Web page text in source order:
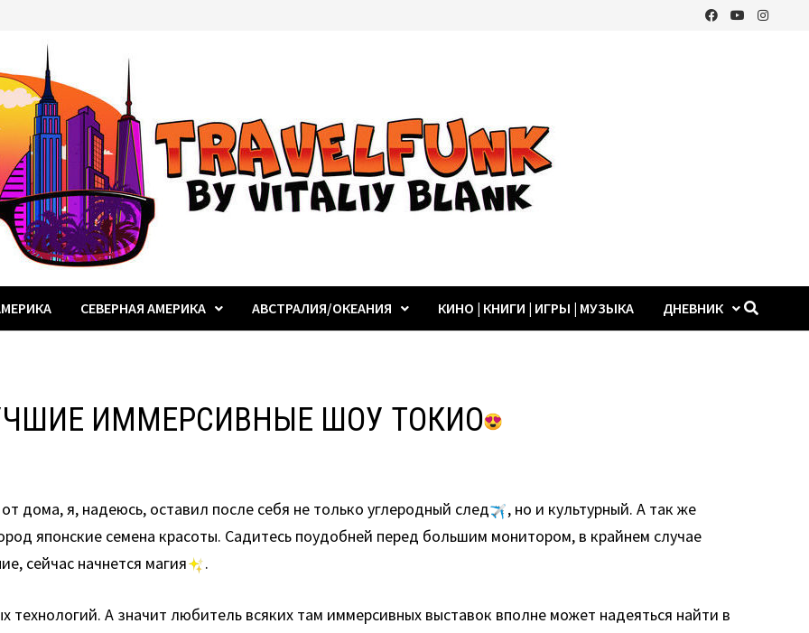
СЕВЕРНАЯ АМЕРИКА АВСТРАЛИЯ/ОКЕАНИЯ КИНО | КНИГИ | ИГРЫ | МУЗЫКА ДНЕВНИК
ИММЕРСИВНЫЕ ШОУ ТОКИО
дома, я, надеюсь, оставил после себя не только углеродный след
, но и культурный. А так же
японские семена красоты. Садитесь поудобней перед большим монитором, в крайнем случае
сейчас начнется магия
.
технологий. А значит любитель всяких там иммерсивных выставок вполне может надеяться найти в